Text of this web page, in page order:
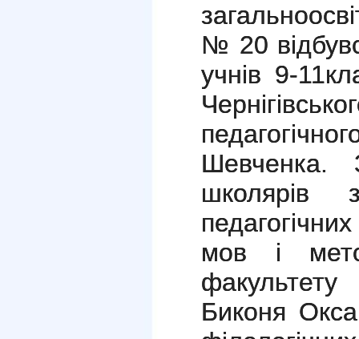
№ 20
учнів 9-
Шевченка.
школярiв
мов i
факультету
Биконя